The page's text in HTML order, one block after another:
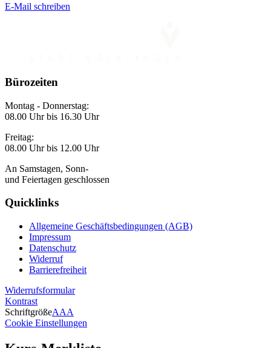
E-Mail schreiben
Bürozeiten
Montag - Donnerstag:
08.00 Uhr bis 16.30 Uhr
Freitag:
08.00 Uhr bis 12.00 Uhr
An Samstagen, Sonn-
und Feiertagen geschlossen
Quicklinks
Allgemeine Geschäftsbedingungen (AGB)
Impressum
Datenschutz
Widerruf
Barrierefreiheit
Widerrufsformular
Kontrast
SchriftgrößeAAA
Cookie Einstellungen